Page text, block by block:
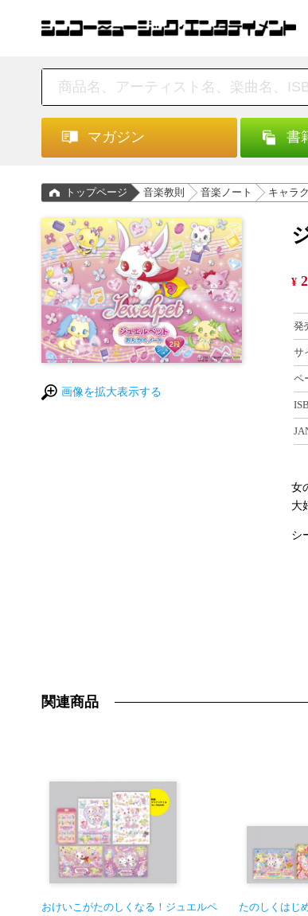
マガジン 書
トップページ 音楽教則 音楽ノート キャラ
画像を拡大表示する
¥
発
サ
ペ
女
大
シ
関連商品
おけいこがたのしくなる！ジュエルペ
たのしくはじ